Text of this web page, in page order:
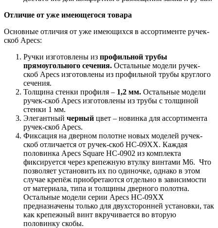
Отличие от уже имеющегося товара
Основные отличия от уже имеющихся в ассортименте ручек-
скоб Apecs:
Ручки изготовлены из профильной трубы
прямоугольного сечения. Остальные модели ручек-
скоб Apecs изготовлены из профильной трубы круглого
сечения.
Толщина стенки профиля – 1,2 мм. Остальные модели
ручек-скоб Apecs изготовлены из трубы с толщиной
стенки 1 мм.
Элегантный черный цвет – новинка для ассортимента
ручек-скоб Apecs.
Фиксация на дверном полотне новых моделей ручек-
скоб отличается от ручек-скоб HC-09ХХ. Каждая
половинка Apecs Square HC-0902 из комплекта
фиксируется через крепежную втулку винтами М6. Что
позволяет установить их по одиночке, однако в этом
случае крепёж приобретаются отдельно в зависимости
от материала, типа и толщины дверного полотна.
Остальные модели серии Apecs HC-09ХХ
предназначены только для двухсторонней установки, так
как крепежный винт вкручивается во вторую
половинку скобы.